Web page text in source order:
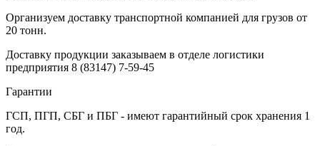
Организуем доставку транспортной компанией для грузов от
20 тонн.
Доставку продукции заказываем в отделе логистики
предприятия 8 (83147) 7-59-45
Гарантии
ГСП, ПГП, СБГ и ПБГ - имеют гарантийный срок хранения 1
год.